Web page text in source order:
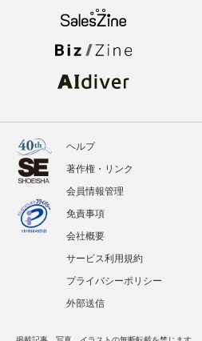
ヘルプ
著作権・リンク
会員情報管理
免責事項
会社概要
サービス利用規約
プライバシーポリシー
外部送信